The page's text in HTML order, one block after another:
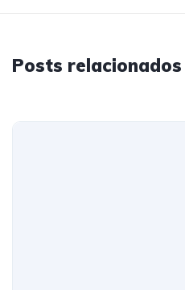
Posts relacionados